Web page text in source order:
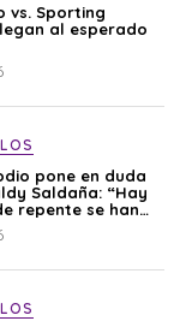
vs. Sporting
al esperado
pone en duda
Saldaña: “Hay
repente se han